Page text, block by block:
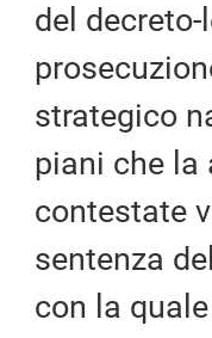
del
strategico
piani che la
contestate
sentenza
con la